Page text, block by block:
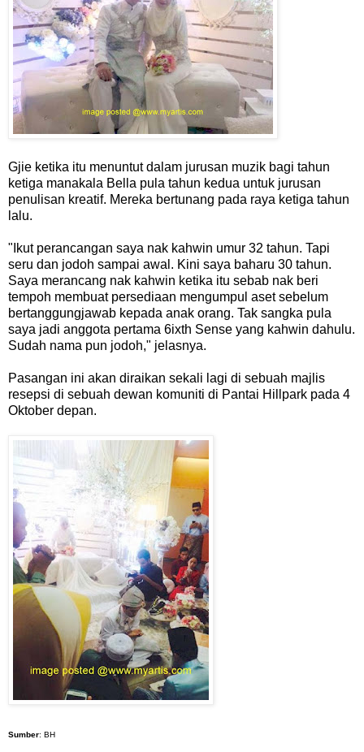
Gjie ketika itu menuntut dalam jurusan muzik bagi tahun
ketiga manakala Bella pula tahun kedua untuk jurusan
penulisan kreatif. Mereka bertunang pada raya ketiga tahun
lalu.
"Ikut perancangan saya nak kahwin umur 32 tahun. Tapi
seru dan jodoh sampai awal. Kini saya baharu 30 tahun.
Saya merancang nak kahwin ketika itu sebab nak beri
tempoh membuat persediaan mengumpul aset sebelum
bertanggungjawab kepada anak orang. Tak sangka pula
saya jadi anggota pertama 6ixth Sense yang kahwin dahulu.
Sudah nama pun jodoh," jelasnya.
Pasangan ini akan diraikan sekali lagi di sebuah majlis
resepsi di sebuah dewan komuniti di Pantai Hillpark pada 4
Oktober depan.
Sumber: BH